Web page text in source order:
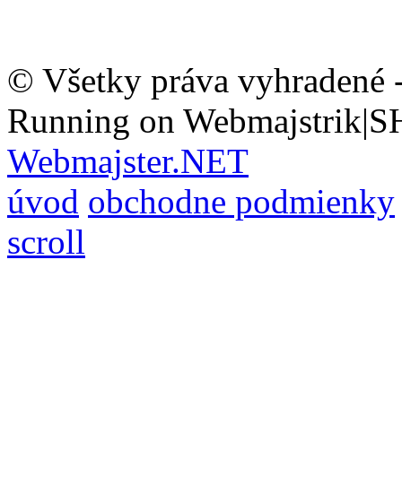
© Všetky práva vyhradené
Running on
Webmajster.NET
úvod obchodne podmienky
scroll